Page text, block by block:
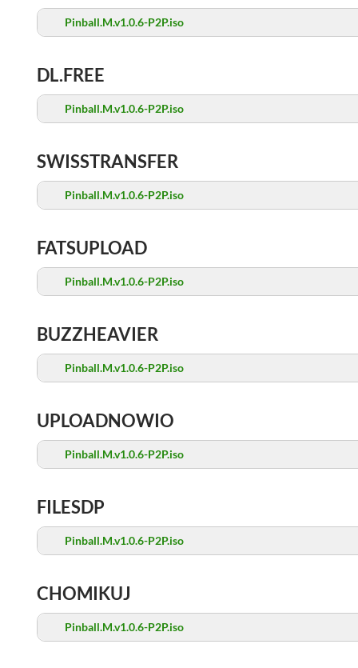
Pinball.M.v1.0.6-P2P.iso
DL.FREE
Pinball.M.v1.0.6-P2P.iso
SWISSTRANSFER
Pinball.M.v1.0.6-P2P.iso
FATSUPLOAD
Pinball.M.v1.0.6-P2P.iso
BUZZHEAVIER
Pinball.M.v1.0.6-P2P.iso
UPLOADNOWIO
Pinball.M.v1.0.6-P2P.iso
FILESDP
Pinball.M.v1.0.6-P2P.iso
CHOMIKUJ
Pinball.M.v1.0.6-P2P.iso